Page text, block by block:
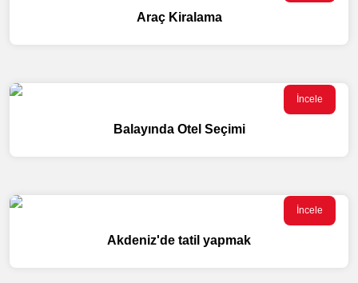
Araç Kiralama
İncele
Balayında Otel Seçimi
İncele
Akdeniz'de tatil yapmak